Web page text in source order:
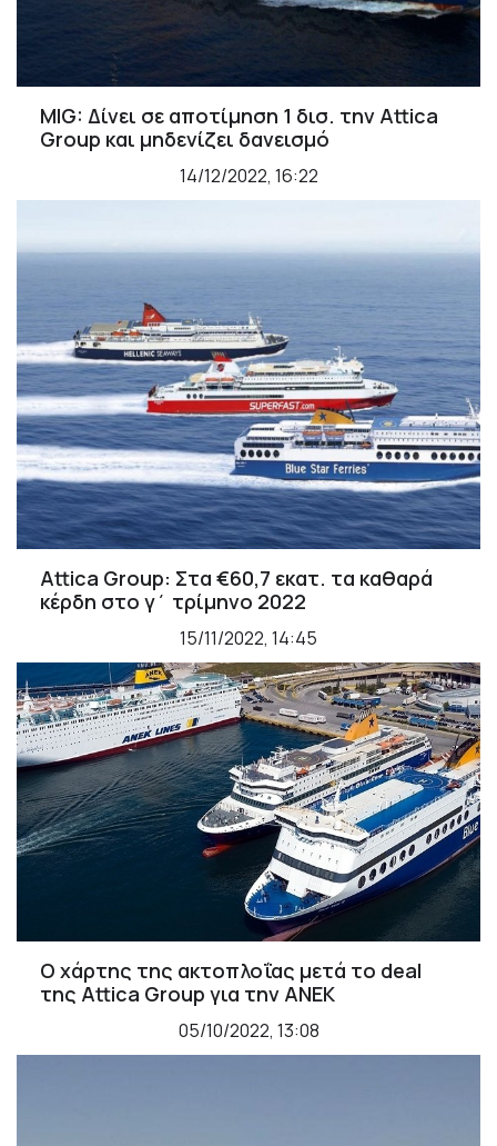
MIG: Δίνει σε αποτίμηση 1 δισ. την Attica
Group και μηδενίζει δανεισμό
14/12/2022, 16:22
Attica Group: Στα €60,7 εκατ. τα καθαρά
κέρδη στο γ΄ τρίμηνο 2022
15/11/2022, 14:45
Ο χάρτης της ακτοπλοΐας μετά το deal
της Attica Group για την ΑΝΕΚ
05/10/2022, 13:08